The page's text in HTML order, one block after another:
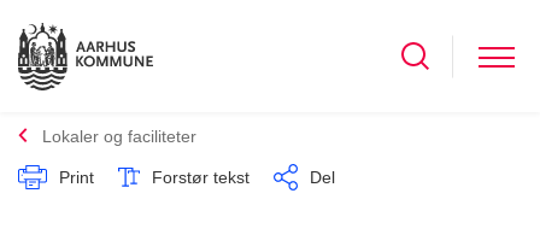
Lokaler og faciliteter
Print Forstør tekst Del